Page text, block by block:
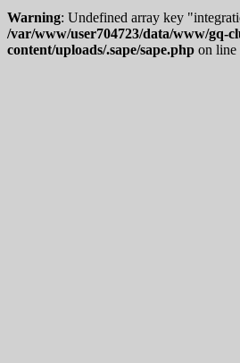
Warning: Undefined array key
/var/www/user704723/data/www/gq-
content/uploads/.sape/sape.php on line